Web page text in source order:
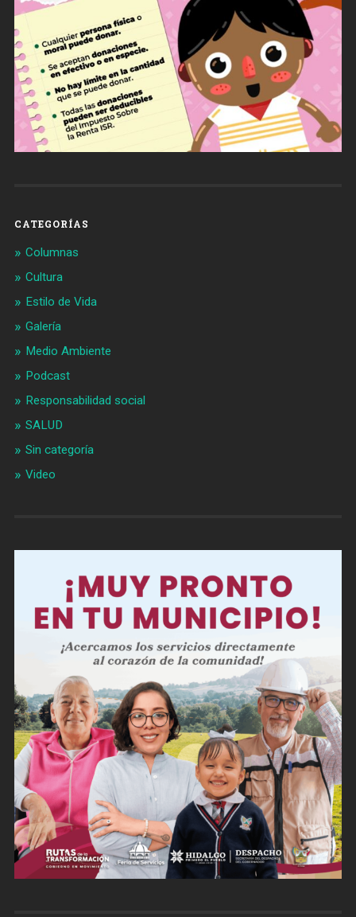
CATEGORÍAS
Columnas
Cultura
Estilo de Vida
Galería
Medio Ambiente
Podcast
Responsabilidad social
SALUD
Sin categoría
Video